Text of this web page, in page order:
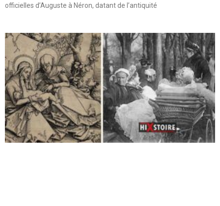
officielles d’Auguste à Néron, datant de l’antiquité